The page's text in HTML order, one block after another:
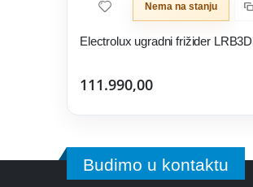
Nema na stanju
Electrolux ugradni frižider
111.990,00
Budimo u kontaktu